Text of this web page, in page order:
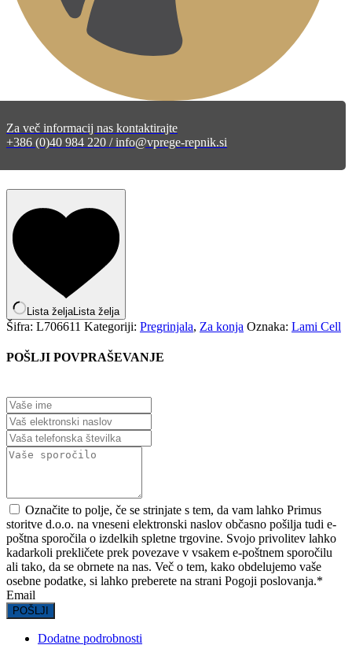
Za več informacij nas kontaktirajte
+386 (0)40 984 220 / info@vprege-repnik.si
Lista želja Lista želja
Šifra: L706611 Kategoriji: Pregrinjala, Za konja Oznaka: Lami Cell
POŠLJI POVPRAŠEVANJE
Označite to polje, če se strinjate s tem, da vam lahko Primus
storitve d.o.o. na vneseni elektronski naslov občasno pošilja tudi e-
poštna sporočila o izdelkih spletne trgovine. Svojo privolitev lahko
kadarkoli prekličete prek povezave v vsakem e-poštnem sporočilu
ali tako, da se obrnete na nas. Več o tem, kako obdelujemo vaše
osebne podatke, si lahko preberete na strani Pogoji poslovanja.*
Email
POŠLJI
Dodatne podrobnosti